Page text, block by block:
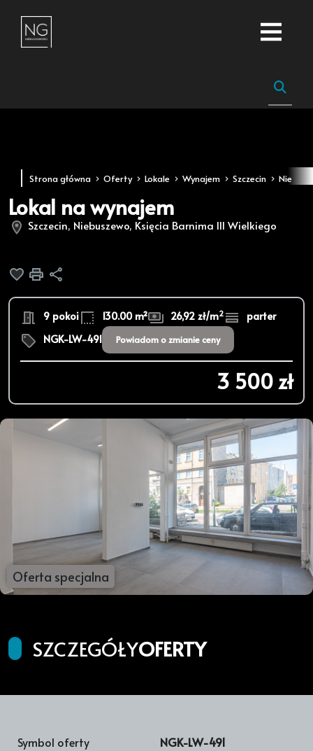
Strona główna Oferty Lokale Wynajem Szczecin
Lokal na wynajem
Szczecin, Niebuszewo, Księcia Barnima III Wielkiego
Dodaj do ulubionych
Drukuj
9 pokoi 130.00 m² 26,92 zł/m2
parter
NGK-LW-491
Powiadom o zmianie ceny
3 500 zł
Oferta specjalna
SZCZEGÓŁYOFERTY
Symbol oferty
NGK-LW-491